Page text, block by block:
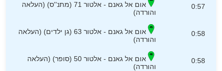
0:57
אום אל גאנם - אלטור 71 (מתנ''ס) (העלאה
והורדה)
0:58
אום אל גאנם - אלטור 63 (גן ילדים) (העלאה
והורדה)
0:58
אום אל גאנם - אלטור 50 (סופר) (העלאה
והורדה)